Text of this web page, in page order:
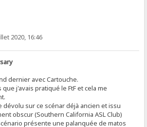
2020, 16:46
dernier avec Cartouche.
j'avais pratiqué le FtF et cela me
dévolu sur ce scénar déjà ancien et issu
obscur (Southern California ASL Club)
présente une palanquée de matos